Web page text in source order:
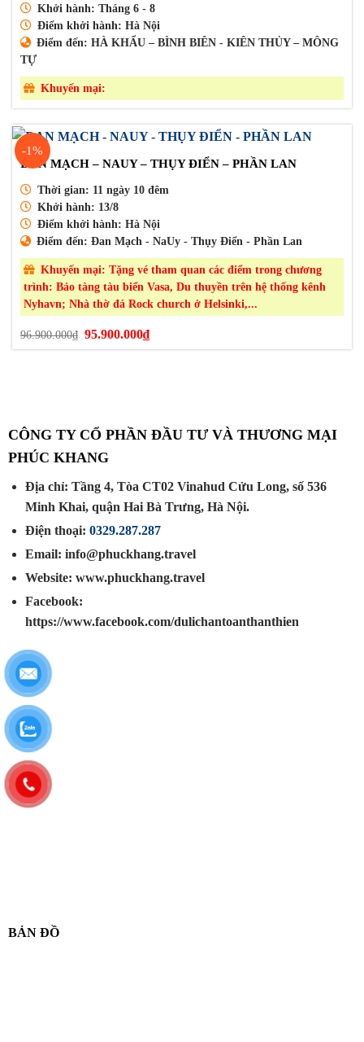
Khởi hành: Tháng 6 - 8
Điểm khởi hành: Hà Nội
Điểm đến: HÀ KHẨU – BÌNH BIÊN - KIÊN THỦY – MÔNG
TỰ
Khuyến mại:
-1%
ĐAN MẠCH – NAUY – THỤY ĐIỂN – PHẦN LAN
Thời gian: 11 ngày 10 đêm
Khởi hành: 13/8
Điểm khởi hành: Hà Nội
Điểm đến: Đan Mạch - NaUy - Thụy Điển - Phần Lan
Khuyến mại: Tặng vé tham quan các điểm trong chương
trình: Bảo tàng tàu biển Vasa, Du thuyền trên hệ thống kênh
Nyhavn; Nhà thờ đá Rock church ở Helsinki,...
96.900.000₫ Giá
là:
95.900.000₫Giá
hiện
tại
CÔNG TY CỔ PHẦN ĐẦU TƯ VÀ THƯƠNG MẠI
PHÚC KHANG
Địa chỉ: Tầng 4, Tòa CT02 Vinahud Cửu Long, số 536
Minh Khai, quận Hai Bà Trưng, Hà Nội.
Điện thoại: 0329.287.287
Email: info@phuckhang.travel
Website: www.phuckhang.travel
Facebook:
https://www.facebook.com/dulichantoanthanthien
BẢN ĐỒ